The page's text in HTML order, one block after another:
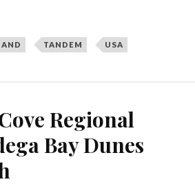
TANDEM USA
Regional
Bay Dunes